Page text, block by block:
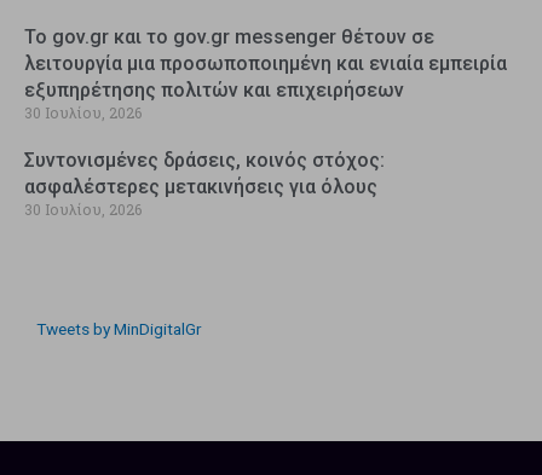
Το gov.gr και το gov.gr messenger θέτουν σε
λειτουργία μια προσωποποιημένη και ενιαία εμπειρία
εξυπηρέτησης πολιτών και επιχειρήσεων
30 Ιουλίου, 2026
Συντονισμένες δράσεις, κοινός στόχος:
ασφαλέστερες μετακινήσεις για όλους
30 Ιουλίου, 2026
Tweets by MinDigitalGr